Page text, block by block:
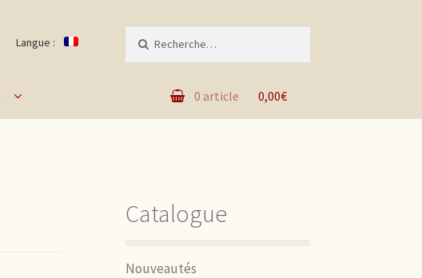
Langue :
0,00€
0 article
Catalogue
Nouveautés